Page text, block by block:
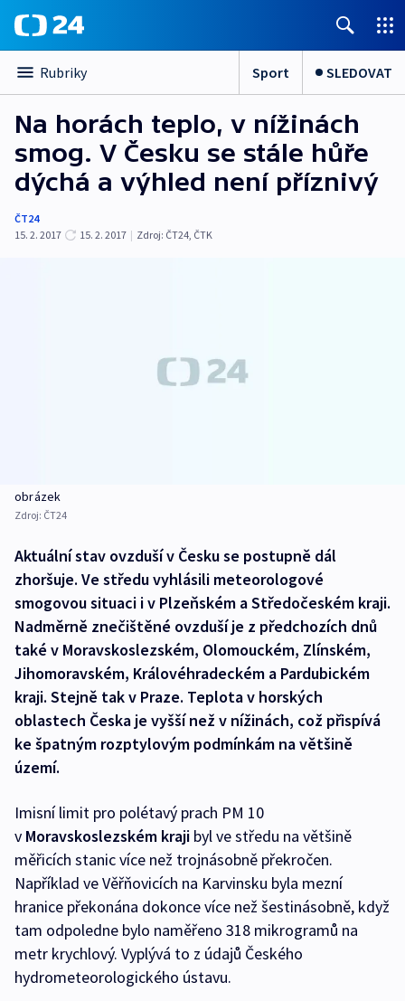
Rubriky Sport SLEDOVAT
Na horách teplo, v nížinách
smog. V Česku se stále hůře
dýchá a výhled není příznivý
ČT24
15. 2. 2017
15. 2. 2017 | Zdroj: ČT24, ČTK
obrázek
Zdroj: ČT24
Aktuální stav ovzduší v Česku se postupně dál
zhoršuje. Ve středu vyhlásili meteorologové
smogovou situaci i v Plzeňském a Středočeském kraji.
Nadměrně znečištěné ovzduší je z předchozích dnů
také v Moravskoslezském, Olomouckém, Zlínském,
Jihomoravském, Královéhradeckém a Pardubickém
kraji. Stejně tak v Praze. Teplota v horských
oblastech Česka je vyšší než v nížinách, což přispívá
ke špatným rozptylovým podmínkám na většině
území.
Imisní limit pro polétavý prach PM 10
v Moravskoslezském kraji byl ve středu na většině
měřicích stanic více než trojnásobně překročen.
Například ve Věřňovicích na Karvinsku byla mezní
hranice překonána dokonce více než šestinásobně, když
tam odpoledne bylo naměřeno 318 mikrogramů na
metr krychlový. Vyplývá to z údajů Českého
hydrometeorologického ústavu.